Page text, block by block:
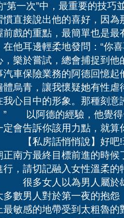
“第一次”中，最重要的技巧
慣直接說出他的喜好，因
前戲的重點，最簡單也是
在他耳邊輕柔地發問：“你
，樂於嘗試，總會捕捉
汽車保險業務的阿德回憶起
體烏青，讓我懷疑她有性
我心目中的形象。那種刻
” 以阿德的經驗，他覺得
定會告訴你該用力點，就
【私房話悄悄說】好吧!
正南方最終目標前進的時
行，請切記融入女性溫柔
很多女人以為男人屬於
多數男人對於第一夜的抱
最敏感的地帶受到太粗魯的